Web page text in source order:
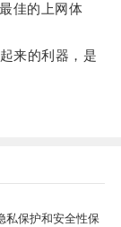
佳的上网体
来的利器，是
私保护和安全性保